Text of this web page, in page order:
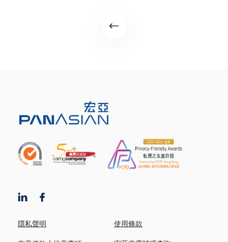
隱私聲明 使用條款